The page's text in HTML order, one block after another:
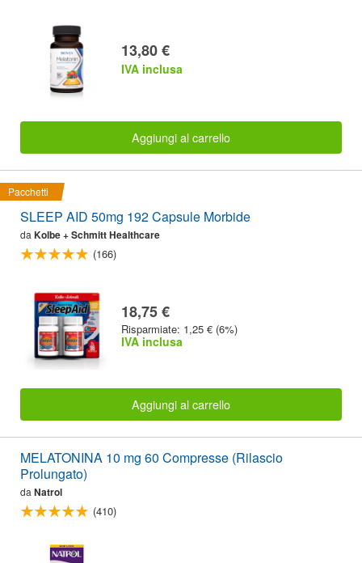
13,80 €
IVA inclusa
Aggiungi al carrello
Pacchetti
SLEEP AID 50mg 192 Capsule Morbide
da Kolbe + Schmitt Healthcare
(166)
18,75 €
Risparmiate: 1,25 € (6%)
IVA inclusa
Aggiungi al carrello
MELATONINA 10 mg 60 Compresse (Rilascio
Prolungato)
da Natrol
(410)